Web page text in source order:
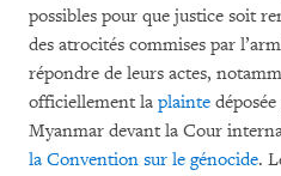
possibles pour que justice soit
des atrocités commises par
répondre de leurs actes,
officiellement la plainte
Myanmar devant la Cour
la Convention sur le génocide.